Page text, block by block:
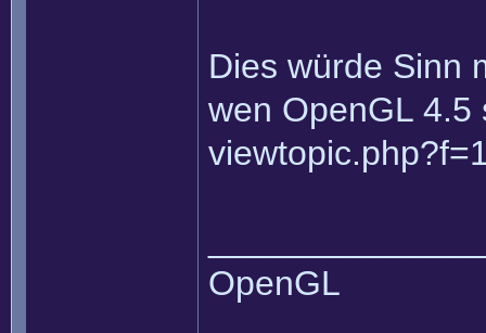
Dies würde Sinn
wen OpenGL
OpenGL